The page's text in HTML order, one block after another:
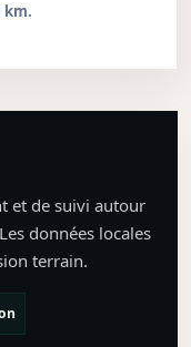
km.
et de suivi autour
données locales
terrain.